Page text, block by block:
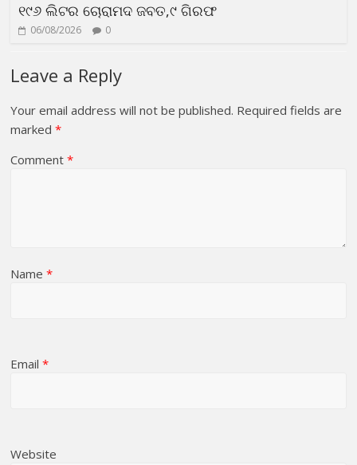
୧୯୬ ଲିଟର ଚୋରାମଦ ଜବତ,୯ ଗିରଫ
06/08/2026 0
Leave a Reply
Your email address will not be published. Required fields are
marked*
Comment*
Name*
Email*
Website